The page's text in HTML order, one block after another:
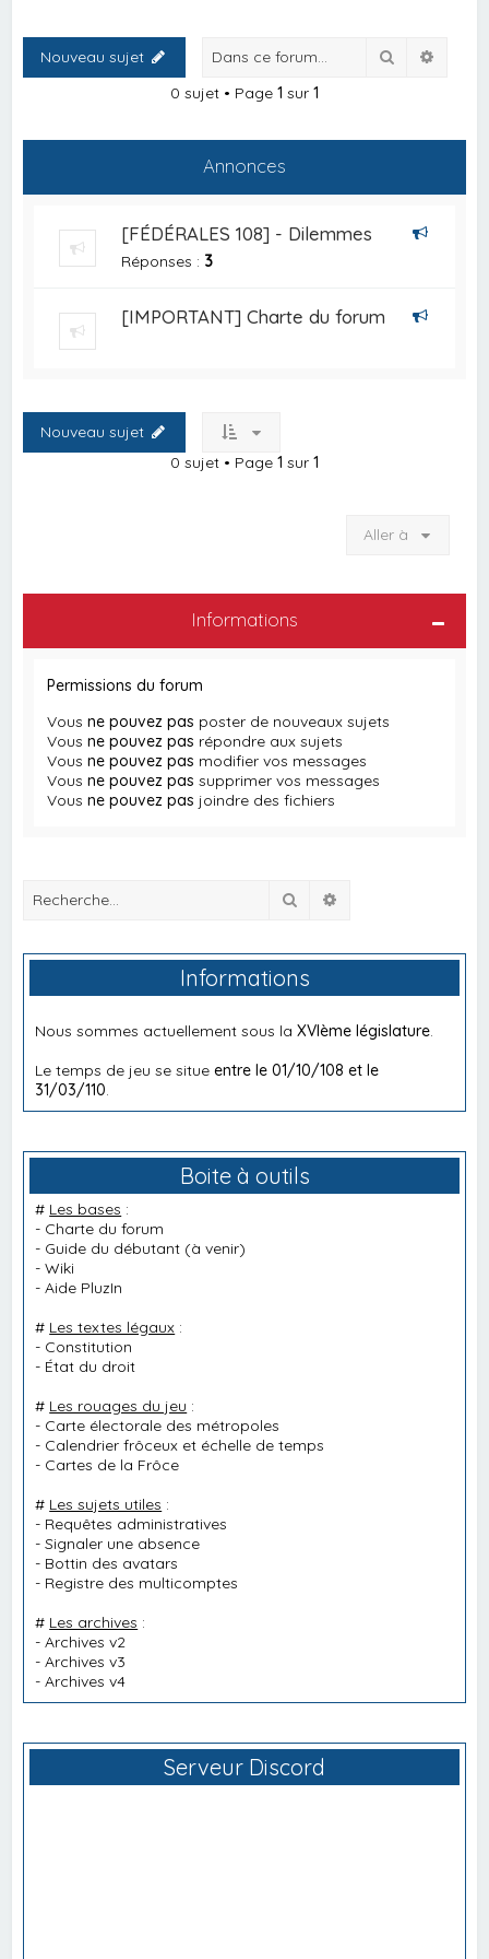
Nouveau sujet Rechercher
0 sujet • Page 1 sur 1
Annonces
[FÉDÉRALES 108] - Dilemmes
Réponses : 3
[IMPORTANT] Charte du forum
Nouveau sujet
0 sujet • Page 1 sur 1
Aller à
Informations
Permissions du forum
Vousne pouvez pas poster de nouveaux sujets
Vousne pouvez pas répondre aux sujets
Vousne pouvez pas modifier vos messages
Vousne pouvez pas supprimer vos messages
Vousne pouvez pas joindre des fichiers
Rechercher
Informations
Nous sommes actuellement sous laXVIème législature
Le temps de jeu se situeentre le 01/10/108 et le
31/03/110
Boite à outils
# Les bases :
- Charte du forum
- Guide du débutant (à venir)
-Wiki
-Aide PluzIn
# Les textes légaux :
- Constitution
- État du droit
# Les rouages du jeu :
- Carte électorale des métropoles
- Calendrier frôceux et échelle de temps
- Cartes de la Frôce
# Les sujets utiles :
- Requêtes administratives
-Signaler une absence
- Bottin des avatars
- Registre des multicomptes
# Les archives :
-Archives v2
-Archives v3
-Archives v4
Serveur Discord